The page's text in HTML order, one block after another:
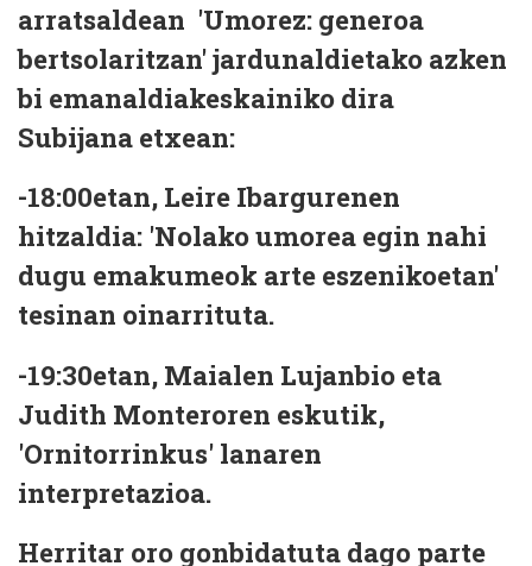
arratsaldean 'Umorez: generoa
bertsolaritzan' jardunaldietako azken
bi emanaldiakeskainiko dira
Subijana etxean:
-18:00etan, Leire Ibargurenen
hitzaldia: 'Nolako umorea egin nahi
dugu emakumeok arte eszenikoetan'
tesinan oinarrituta.
-19:30etan, Maialen Lujanbio eta
Judith Monteroren eskutik,
'Ornitorrinkus' lanaren
interpretazioa.
Herritar oro gonbidatuta dago parte